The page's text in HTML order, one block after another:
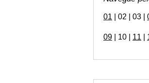
01 | 02 | 03 |
09 | 10 | 11